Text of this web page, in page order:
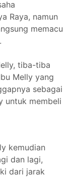
Raya, namun
memacu
tiba-tiba
Melly yang
sebagai
untuk membeli
kemudian
dan lagi,
dari jarak